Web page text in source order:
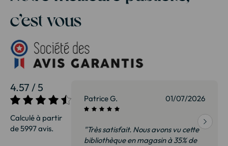
c’est vous
4.57 / 5
Calculé à partir
de 5997 avis.
27/07/2026 Patrice G. 01/07/2026
"Très satisfait. Nous avons vu cette
bibliothèque en magasin à 35% de